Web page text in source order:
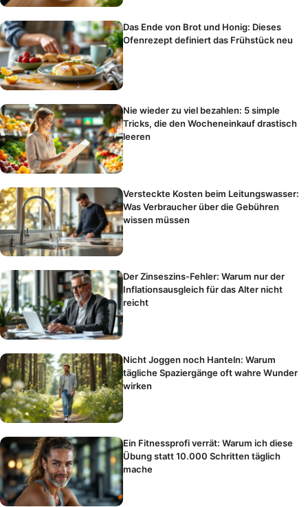
Das Ende von Brot und Honig: Dieses
Ofenrezept definiert das Frühstück neu
Nie wieder zu viel bezahlen: 5 simple
Tricks, die den Wocheneinkauf drastisch
leeren
Versteckte Kosten beim Leitungswasser:
Was Verbraucher über die Gebühren
wissen müssen
Der Zinseszins-Fehler: Warum nur der
Inflationsausgleich für das Alter nicht
reicht
Nicht Joggen noch Hanteln: Warum
tägliche Spaziergänge oft wahre Wunder
wirken
Ein Fitnessprofi verrät: Warum ich diese
Übung statt 10.000 Schritten täglich
mache